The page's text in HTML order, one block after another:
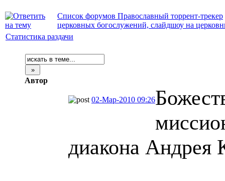
Список форумов Православный торрент-трекер
церковных богослужений, слайдшоу на
Статистика раздачи
Автор
02-Мар-2010 09:26
диакона Андрея